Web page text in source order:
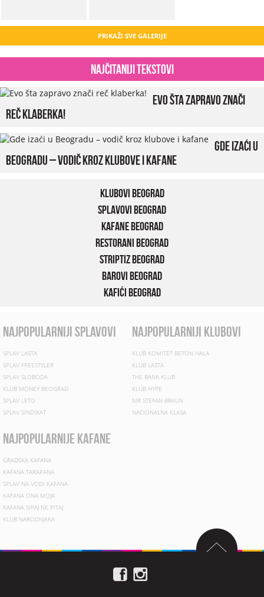
PRIKAŽI SVE GALERIJE
Najčitaniji tekstovi
Evo šta zapravo znači
reč klaberka!
Gde izaći u
Beogradu – vodič kroz klubove i kafane
Klubovi Beograd
Splavovi Beograd
Kafane Beograd
Restorani Beograd
Striptiz Beograd
Barovi Beograd
Kafići Beograd
najpopularniji splavovi
SPLAV LASTA
SPLAV FREESTYLER
SPLAV SLOBODA
KLUB MONEY BEOGRAD
SPLAV LETO
SPLAV SINDIKAT
najpopularniji klubovi
KLUB KOMITET BETON HALA
KLUB LASTA
THE BANK KLUB
KLUB HYPE
MR STEFAN BRAUN
NACIONALNA KLASA
najpopularnije kafane
GRADSKA KAFANA
KAFANA TARAPANA
SPLAV NA VODI KAFANA
KAFANA ONA MOJA
KAFANA SIPAJ NE PITAJ
KLUB NARODNJAKA